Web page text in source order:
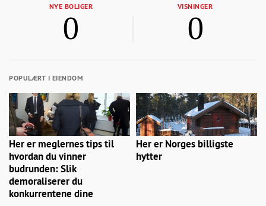
NYE BOLIGER
0
VISNINGER
0
POPULÆRT I EIENDOM
Her er meglernes tips til
hvordan du vinner
budrunden: Slik
demoraliserer du
konkurrentene dine
Her er Norges billigste
hytter